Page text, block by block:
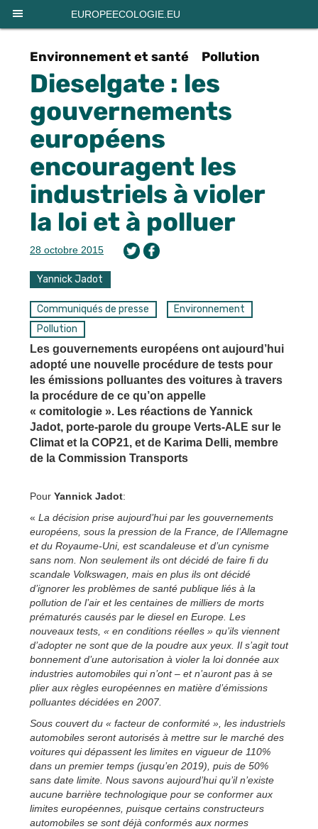
EUROPEECOLOGIE.EU
Environnement et santé Pollution
Dieselgate : les
gouvernements
européens
encouragent les
industriels à violer
la loi et à polluer
28 octobre 2015
Yannick Jadot
Communiqués de presse
Environnement
Pollution
Les gouvernements européens ont aujourd’hui
adopté une nouvelle procédure de tests pour
les émissions polluantes des voitures à travers
la procédure de ce qu’on appelle
« comitologie ». Les réactions de Yannick
Jadot, porte-parole du groupe Verts-ALE sur le
Climat et la COP21, et de Karima Delli, membre
de la Commission Transports
Pour Yannick Jadot:
« La décision prise aujourd’hui par les gouvernements
européens, sous la pression de la France, de l’Allemagne
et du Royaume-Uni, est scandaleuse et d’un cynisme
sans nom. Non seulement ils ont décidé de faire fi du
scandale Volkswagen, mais en plus ils ont décidé
d’ignorer les problèmes de santé publique liés à la
pollution de l’air et les centaines de milliers de morts
prématurés causés par le diesel en Europe. Les
nouveaux tests, « en conditions réelles » qu’ils viennent
d’adopter ne sont que de la poudre aux yeux. Il s’agit tout
bonnement d’une autorisation à violer la loi donnée aux
industries automobiles qui n’ont – et n’auront pas à se
plier aux règles européennes en matière d’émissions
polluantes décidées en 2007.
Sous couvert du « facteur de conformité », les industriels
automobiles seront autorisés à mettre sur le marché des
voitures qui dépassent les limites en vigueur de 110%
dans un premier temps (jusqu’en 2019), puis de 50%
sans date limite. Nous savons aujourd’hui qu’il n’existe
aucune barrière technologique pour se conformer aux
limites européennes, puisque certains constructeurs
automobiles se sont déjà conformés aux normes